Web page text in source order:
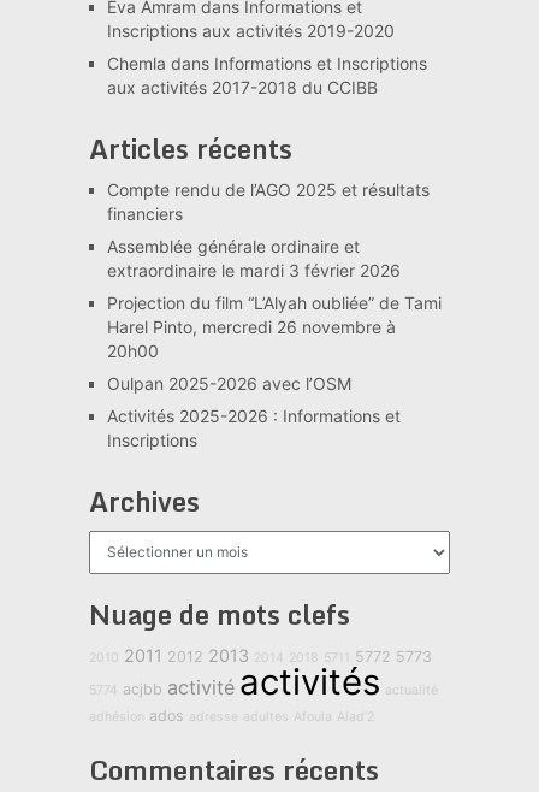
Eva Amram dans Informations et
Inscriptions aux activités 2019-2020
Chemla dans Informations et Inscriptions
aux activités 2017-2018 du CCIBB
Articles récents
Compte rendu de l’AGO 2025 et résultats
financiers
Assemblée générale ordinaire et
extraordinaire le mardi 3 février 2026
Projection du film “L’Alyah oubliée” de Tami
Harel Pinto, mercredi 26 novembre à
20h00
Oulpan 2025-2026 avec l’OSM
Activités 2025-2026 : Informations et
Inscriptions
Archives
Archives
Nuage de mots clefs
2010 2011 2012 2013 2014 2018 5711 5772 5773
5774 acjbb activité activités actualité
adhésion ados adresse adultes Afoula Alad'2
Commentaires récents